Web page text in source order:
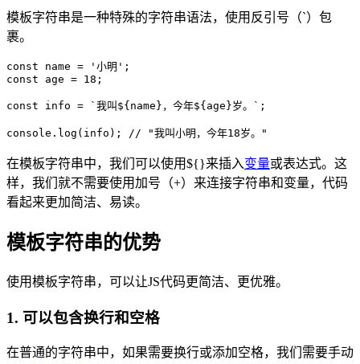
模板字符串是一种特殊的字符串语法，使用反引号（`）包
裹。
const name = '小明';
const age = 18;
const info = `我叫${name}，今年${age}岁。`;
console.log(info); // "我叫小明，今年18岁。"
在模板字符串中，我们可以使用${}来插入变量或表达式。这
样，我们就不需要使用加号（+）来连接字符串和变量，代码
看起来更加简洁、易读。
模板字符串的优势
使用模板字符串，可以让JS代码更简洁、更优雅。
1. 可以包含换行和空格
在普通的字符串中，如果需要换行或添加空格，我们需要手动